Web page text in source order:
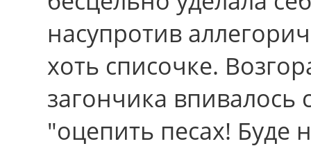
насупротив
хоть списочке.
загончика впивалось
"оцепить песах! Буде